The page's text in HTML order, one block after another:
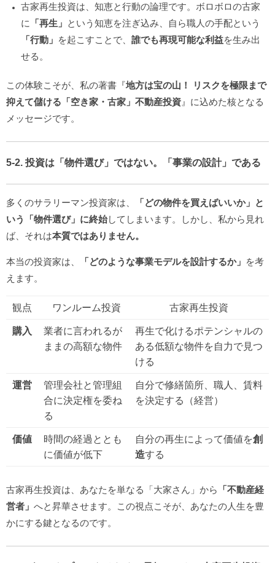
古家再生投資は、知恵と行動の論理です。ボロボロの古家
に
「再生」 という知恵を注ぎ込み、自ら職人の手配という
「行動」 を起こすことで、 誰でも再現可能な利益を生み出
せる。
この体験こそが、私の著書『地方は宝の山！ リスクを極限まで
抑えて儲ける「空き家・古家」不動産投資 』に込めた核となる
メッセージです。
5-2. 投資は「物件選び」ではない。「事業の設計」である
多くのサラリーマン投資家は、
「どの物件を買えばいいか」と
いう「物件選び」に終始してしまいます。しかし、私から見れ
ば、それは本質ではありません。
本当の投資家は、 「どのような事業モデルを設計するか」 を考
えます。
観点 ワンルーム投資 古家再生投資
購入
業者に言われるが
ままの高額な物件
再生で化けるポテンシャルの
ある低額な物件を自力で見つ
ける
運営
管理会社と管理組
合に決定権を委ね
る
自分で修繕箇所、職人、賃料
を決定する（経営）
価値
時間の経過ととも
に価値が低下
自分の再生によって価値を創
造する
古家再生投資は、あなたを単なる「大家さん」から
「不動産経
営者」 へと昇華させます。この視点こそが、あなたの人生を豊
かにする鍵となるのです。